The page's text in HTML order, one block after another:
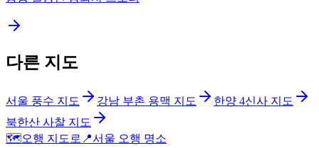
다른 지도
서울 풍수 지도 강남 부촌 용맥 지도
한양 4신사 지도
북한산 사찰 지도
🗺️오행 지도로 📍서울 오행 명소